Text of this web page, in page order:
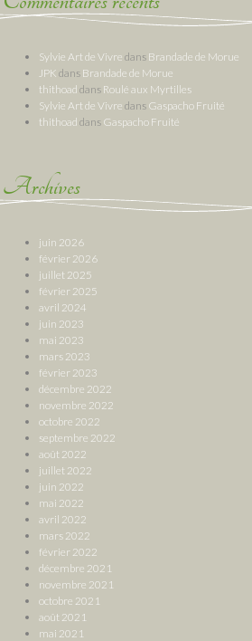
Sylvie Art de Vivre dans Brandade de Morue
JPK dans Brandade de Morue
thithoad dans Roulé aux Myrtilles
Sylvie Art de Vivre dans Gaspacho Fruité
thithoad dans Gaspacho Fruité
Archives
juin 2026
février 2026
juillet 2025
février 2025
avril 2024
juin 2023
mai 2023
mars 2023
février 2023
décembre 2022
novembre 2022
octobre 2022
septembre 2022
août 2022
juillet 2022
juin 2022
mai 2022
avril 2022
mars 2022
février 2022
décembre 2021
novembre 2021
octobre 2021
août 2021
mai 2021